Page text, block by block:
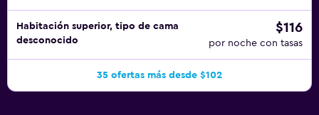
Habitación superior, tipo de cama
desconocido
$116
por noche con tasas
35 ofertas más desde $102